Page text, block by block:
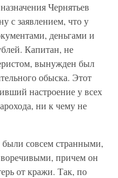
Чернятьев
с заявлением, что у
деньгами и
Капитан, не
вынужден был
обыска. Этот
настроение у всех
ни к чему не
совсем странными,
причем он
от кражи. Так, по